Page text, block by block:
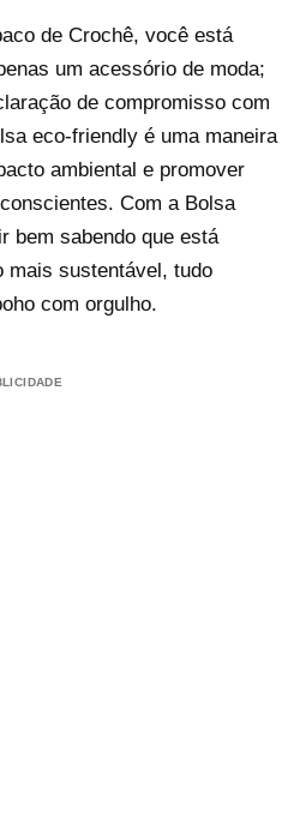
de Crochê, você está
um acessório de moda;
de compromisso com
eco-friendly é uma maneira
ambiental e promover
Com a Bolsa
bem sabendo que está
mais sustentável, tudo
com orgulho.